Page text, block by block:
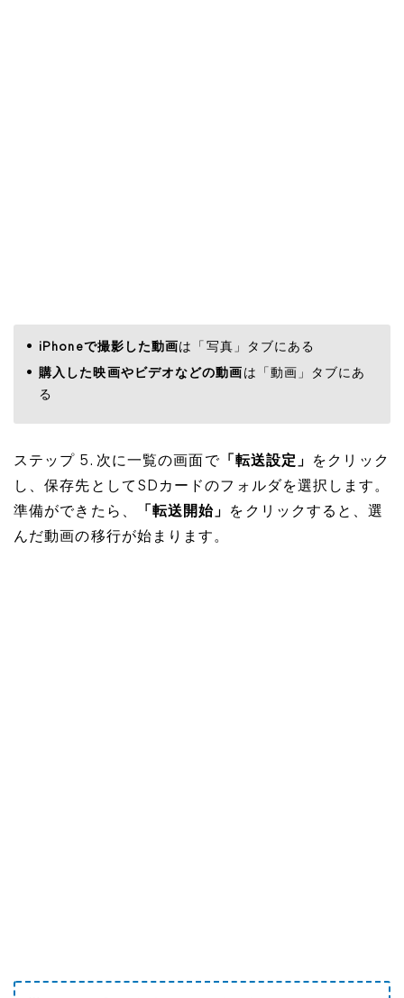
iPhoneで撮影した動画は「写真」タブにある
購入した映画やビデオなどの動画 は「動画」タブにあ
る
ステップ 5. 次に一覧の画面で「転送設定」
をクリック
し、保存先としてSDカードのフォルダを選択します。
準備ができたら、
「転送開始」 をクリックすると、選
んだ動画の移行が始まります。